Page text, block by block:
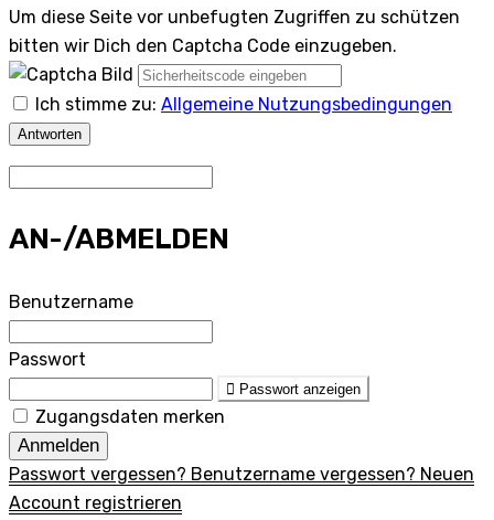
Um diese Seite vor unbefugten Zugriffen zu schützen
bitten wir Dich den Captcha Code einzugeben.
Ich stimme zu: Allgemeine Nutzungsbedingungen
Antworten
AN-/ABMELDEN
Benutzername
Passwort
Passwort anzeigen
Zugangsdaten merken
Anmelden
Passwort vergessen? Benutzername vergessen? Neuen
Account registrieren